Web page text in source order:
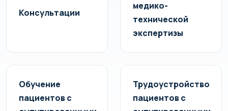
Консультации
медико-
технической
экспертизы
Обучение
пациентов с
Трудоустройство
пациентов с